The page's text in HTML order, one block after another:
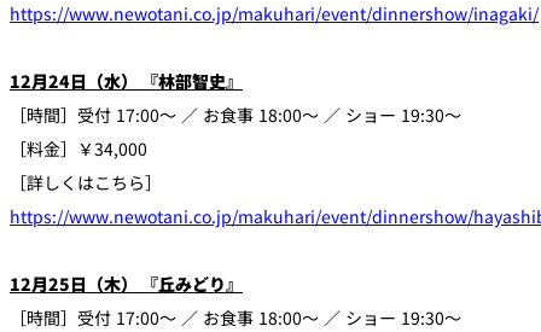
https://www.newotani.co.jp/makuhari/event/dinnershow/inagaki/
12月24日（水） 『林部智史』
［時間］受付 17:00～ ／ お食事 18:00～ ／ ショー 19:30～
［料金］￥34,000
［詳しくはこちら］
https://www.newotani.co.jp/makuhari/event/dinnershow/
12月25日（木） 『丘みどり』
［時間］受付 17:00～ ／ お食事 18:00～ ／ ショー 19:30～